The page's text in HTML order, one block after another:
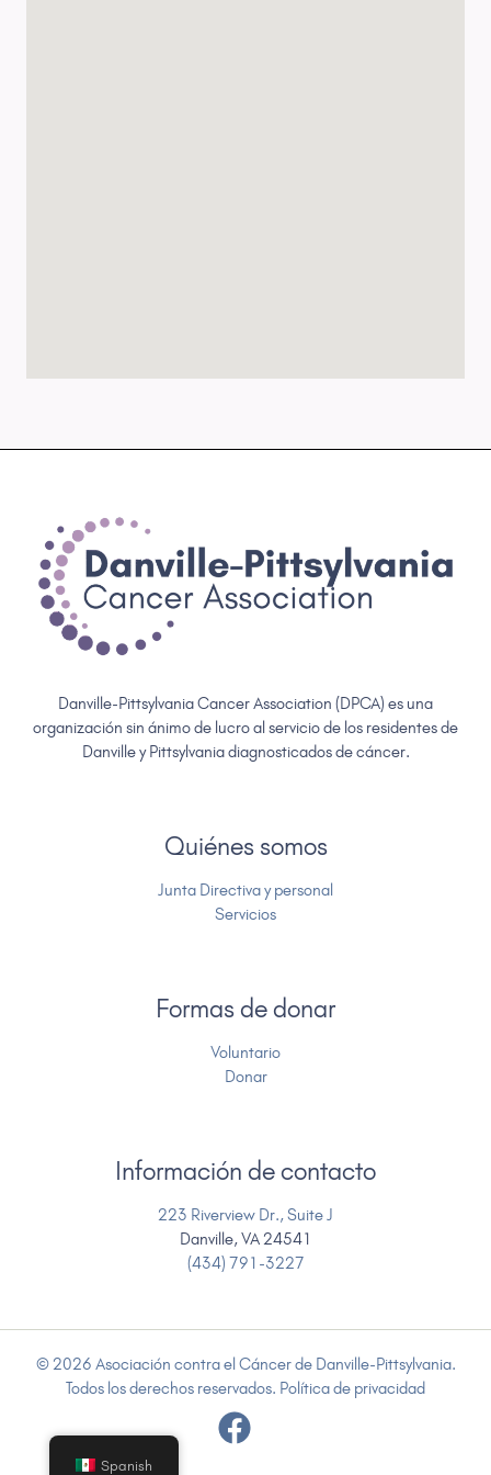
Danville-Pittsylvania Cancer Association (DPCA) es una
organización sin ánimo de lucro al servicio de los residentes de
Danville y Pittsylvania diagnosticados de cáncer.
Quiénes somos
Junta Directiva y personal
Servicios
Formas de donar
Voluntario
Donar
Información de contacto
223 Riverview Dr., Suite J
Danville, VA 24541
(434) 791-3227
© 2026 Asociación contra el Cáncer de Danville-Pittsylvania.
Todos los derechos reservados. Política de privacidad
Spanish